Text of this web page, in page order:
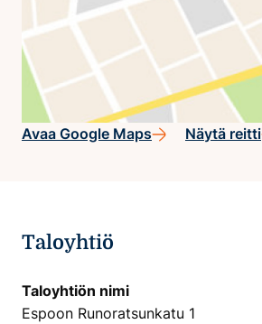
Avaa Google Maps Näytä reitti
Taloyhtiö
Taloyhtiön nimi
Espoon Runoratsunkatu 1